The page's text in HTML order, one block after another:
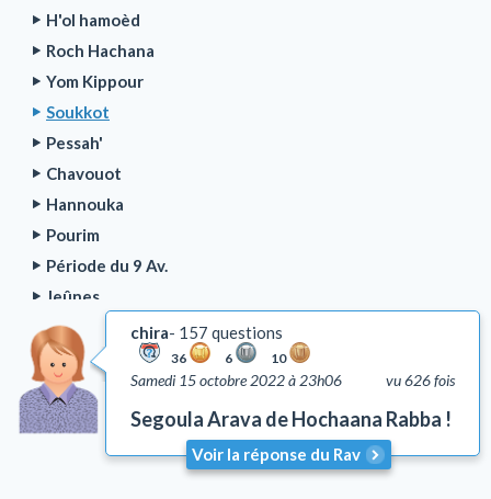
H'ol hamoèd
Roch Hachana
Yom Kippour
Soukkot
Pessah'
Chavouot
Hannouka
Pourim
Période du 9 Av.
Jeûnes
Période du Omer
Roch H'odech
Tou Bichvat
Chabbat
Cacherout
chira 157 questions
36 6 10
vu 626 fois
Samedi 15 octobre 2022 à 23h06
Segoula Arava de Hochaana Rabba !
Voir la réponse du Rav